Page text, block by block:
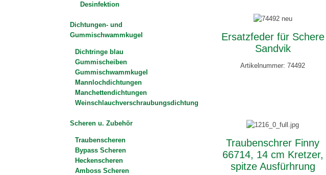
Desinfektion
Dichtungen- und
Gummischwammkugel
Dichtringe blau
Gummischeiben
Gummischwammkugel
Mannlochdichtungen
Manchettendichtungen
Weinschlauchverschraubungsdichtung
Scheren u. Zubehör
Traubenscheren
Bypass Scheren
Heckenscheren
Amboss Scheren
Ersatzfeder für Schere
Sandvik
Artikelnummer: 74492
Traubenschrer Finny
66714, 14 cm Kretzer,
spitze Ausfürhrung